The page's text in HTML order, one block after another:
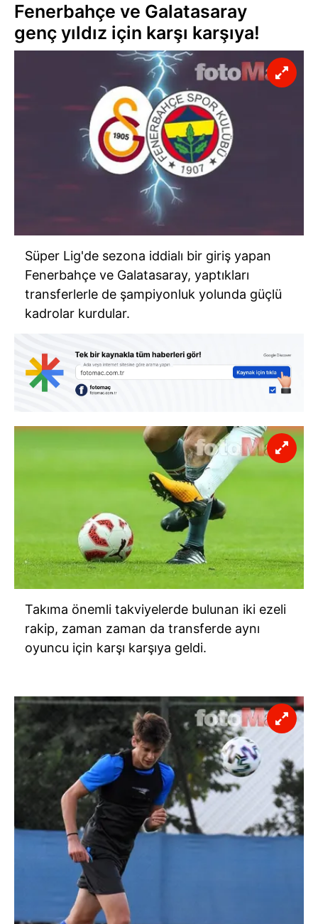
Fenerbahçe ve Galatasaray
genç yıldız için karşı karşıya!
Süper Lig'de sezona iddialı bir giriş yapan
Fenerbahçe ve Galatasaray, yaptıkları
transferlerle de şampiyonluk yolunda güçlü
kadrolar kurdular.
Takıma önemli takviyelerde bulunan iki ezeli
rakip, zaman zaman da transferde aynı
oyuncu için karşı karşıya geldi.